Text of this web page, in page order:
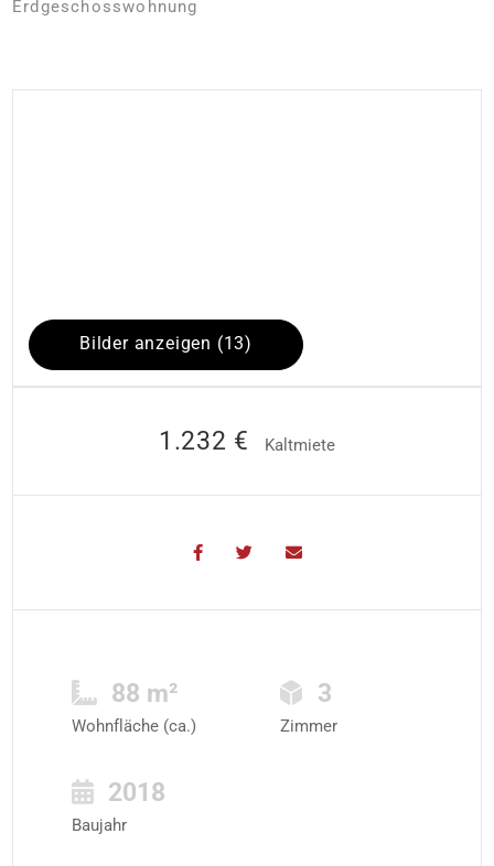
Erdgeschosswohnung
Bilder anzeigen (13)
1.232 € Kaltmiete
88 m²
Wohnfläche (ca.)
3
Zimmer
2018
Baujahr